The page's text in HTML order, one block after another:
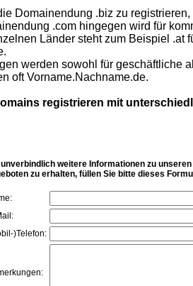
Domainendung .biz zu
.com hingegen wird für
Länder steht zum Beispiel .at
werden sowohl für geschäftliche
oft Vorname.Nachname.de.
registrieren mit
weitere Informationen zu unseren
zu erhalten, füllen Sie bitte dieses
)Telefon: